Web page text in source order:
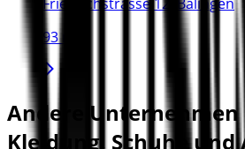
93 m
Andere
Kleidung, Schuhe und